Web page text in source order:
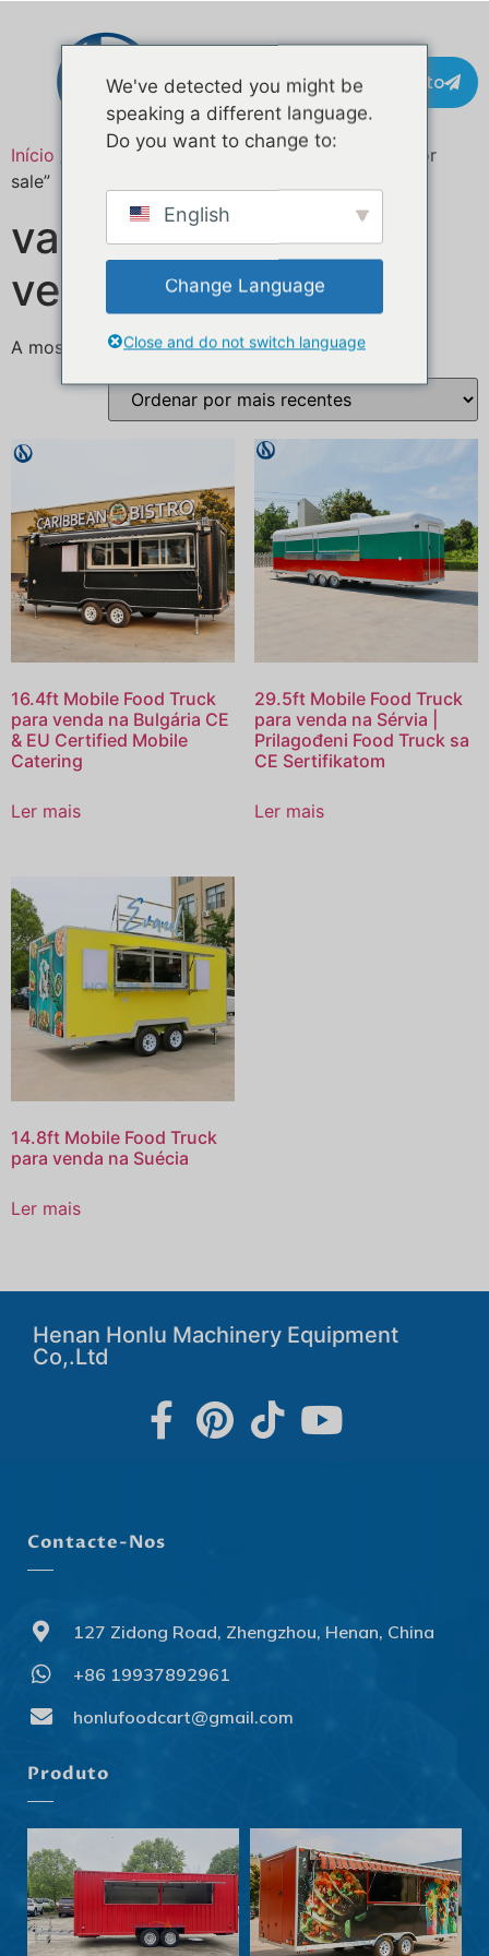
Contacto
Início / Produtos etiquetados com “catering van for
sale”
van de catering à
venda
A mostrar todos os 3 resultados
16.4ft Mobile Food Truck
para venda na Bulgária CE
& EU Certified Mobile
Catering
Ler mais
29.5ft Mobile Food Truck
para venda na Sérvia |
Prilagođeni Food Truck sa
CE Sertifikatom
Ler mais
14.8ft Mobile Food Truck
para venda na Suécia
Ler mais
Henan Honlu Machinery Equipment
Co,.Ltd
Contacte-Nos
127 Zidong Road, Zhengzhou, Henan, China
+86 19937892961
honlufoodcart@gmail.com
Produto
We've detected you might be
speaking a different language.
Do you want to change to:
English
Change Language
Close and do not switch language
Maori
Eesti
Български
Slovenčina